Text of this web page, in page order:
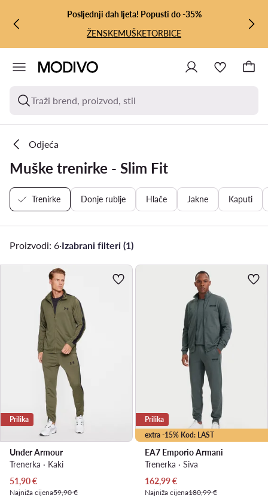
PRIJEĐI NA GLAVNI SADRŽAJ
PRIJEĐI NA PRETRAŽIVANJE
Posljednji dah ljeta! Popusti do -35%
ŽENSKEMUŠKETORBICE
Traži brend, proizvod, stil
Odjeća
Muške trenirke - Slim Fit
Trenirke Donje rublje Hlače Jakne Kaputi
Proizvodi: 6·Izabrani filteri (1)
Prilika
Under Armour
Trenerka · Kaki
Trenutna cijena
51,90€
Najniža cijena59,90 €
extra -15% Kod: LAST
Prilika
EA7 Emporio Armani
Trenerka · Siva
Trenutna cijena
162,99€
Najniža cijena180,99 €